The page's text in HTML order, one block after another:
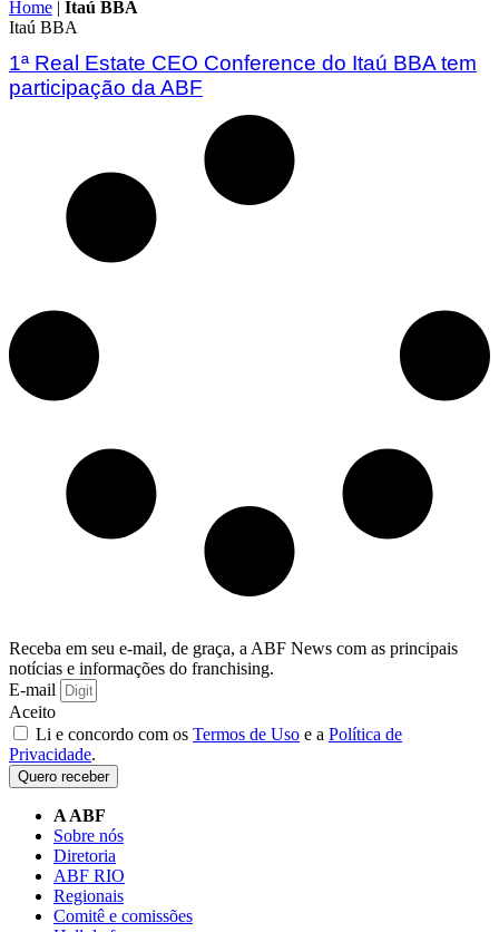
Home | Itaú BBA
Itaú BBA
1ª Real Estate CEO Conference do Itaú BBA tem
participação da ABF
Receba em seu e-mail, de graça, a ABF News com as principais
notícias e informações do franchising.
E-mail
Aceito
Li e concordo com os Termos de Uso e a Política de
Privacidade.
Quero receber
A ABF
Sobre nós
Diretoria
ABF RIO
Regionais
Comitê e comissões